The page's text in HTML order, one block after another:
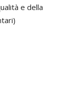
e della